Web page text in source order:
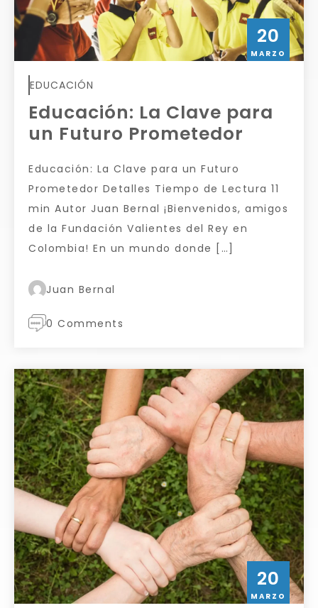
20
MARZO
EDUCACIÓN
Educación: La Clave para
un Futuro Prometedor
Educación: La Clave para un Futuro
Prometedor Detalles Tiempo de Lectura 11
min Autor Juan Bernal ¡Bienvenidos, amigos
de la Fundación Valientes del Rey en
Colombia! En un mundo donde […]
Juan Bernal
0 Comments
20
MARZO